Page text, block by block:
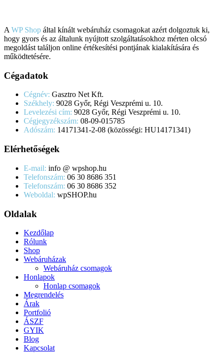
A WP Shop által kínált webáruház csomagokat azért dolgoztuk ki,
hogy gyors és az általunk nyújtott szolgáltatásokhoz mérten olcsó
megoldást találjon online értékesítési pontjának kialakítására és
működtetésére.
Cégadatok
Cégnév: Gasztro Net Kft.
Székhely: 9028 Győr, Régi Veszprémi u. 10.
Levelezési cím: 9028 Győr, Régi Veszprémi u. 10.
Cégjegyzékszám: 08-09-015785
Adószám: 14171341-2-08 (közösségi: HU14171341)
Elérhetőségek
E-mail: info @ wpshop.hu
Telefonszám: 06 30 8686 351
Telefonszám: 06 30 8686 352
Weboldal: wpSHOP.hu
Oldalak
Kezdőlap
Rólunk
Shop
Webáruházak
Webáruház csomagok
Honlapok
Honlap csomagok
Megrendelés
Árak
Portfolió
ÁSZF
GYIK
Blog
Kapcsolat